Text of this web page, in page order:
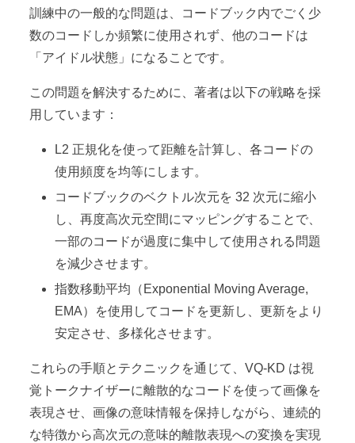
訓練中の一般的な問題は、コードブック内でごく少
数のコードしか頻繁に使用されず、他のコードは
「アイドル状態」になることです。
この問題を解決するために、著者は以下の戦略を採
用しています：
L2 正規化を使って距離を計算し、各コードの
使用頻度を均等にします。
コードブックのベクトル次元を 32 次元に縮小
し、再度高次元空間にマッピングすることで、
一部のコードが過度に集中して使用される問題
を減少させます。
指数移動平均（Exponential Moving Average,
EMA）を使用してコードを更新し、更新をより
安定させ、多様化させます。
これらの手順とテクニックを通じて、VQ-KD は視
覚トークナイザーに離散的なコードを使って画像を
表現させ、画像の意味情報を保持しながら、連続的
な特徴から高次元の意味的離散表現への変換を実現